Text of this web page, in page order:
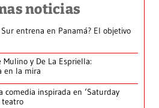
noticias
entrena en Panamá? El objetivo
y De La Espriella:
en la mira
comedia inspirada en ‘Saturday
teatro